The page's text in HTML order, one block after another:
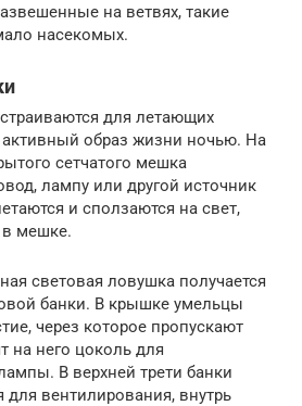
на ветвях, такие
насекомых.
для летающих
образ жизни ночью. На
сетчатого мешка
лампу или другой источник
и сползаются на свет,
в мешке.
световая ловушка получается
банки. В крышке умельцы
через которое пропускают
на него цоколь для
В верхней трети банки
для вентилирования, внутрь